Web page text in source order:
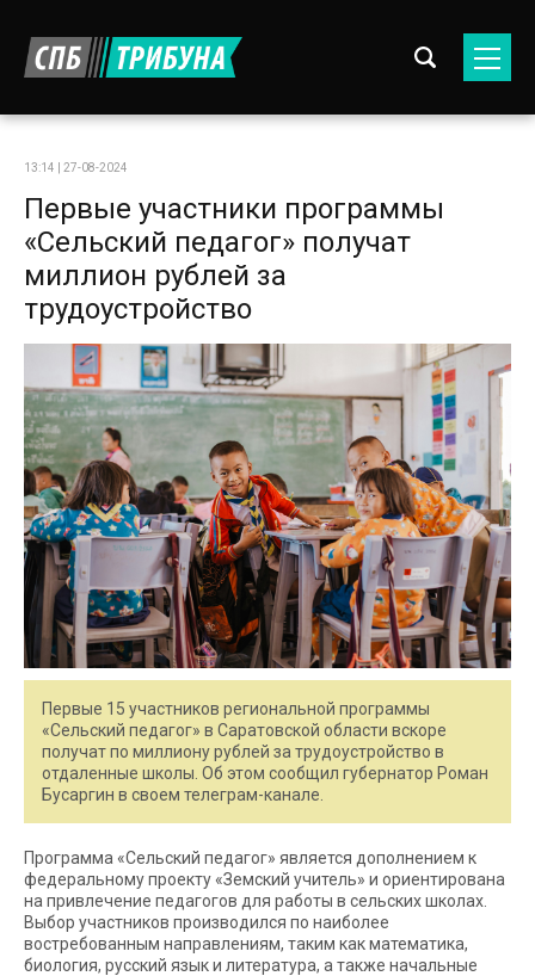
13:14 | 27-08-2024
Первые участники программы
«Сельский педагог» получат
миллион рублей за
трудоустройство
Первые 15 участников региональной программы
«Сельский педагог» в Саратовской области вскоре
получат по миллиону рублей за трудоустройство в
отдаленные школы. Об этом сообщил губернатор Роман
Бусаргин в своем телеграм-канале.
Программа «Сельский педагог» является дополнением к
федеральному проекту «Земский учитель» и ориентирована
на привлечение педагогов для работы в сельских школах.
Выбор участников производился по наиболее
востребованным направлениям, таким как математика,
биология, русский язык и литература, а также начальные